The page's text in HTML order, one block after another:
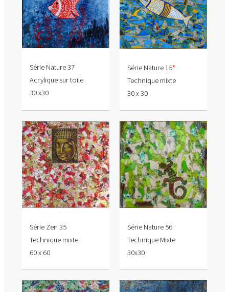
Série Nature 37
Acrylique sur toile
30 x30
Série Nature 15*
Technique mixte
30 x 30
Série Zen 35
Technique mixte
60 x 60
Série Nature 56
Technique Mixte
30x30